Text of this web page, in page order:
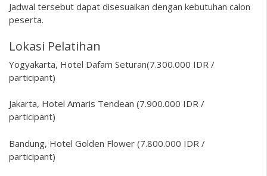
Jadwal tersebut dapat disesuaikan dengan kebutuhan calon
peserta.
Lokasi Pelatihan
Yogyakarta, Hotel Dafam Seturan(7.300.000 IDR /
participant)
Jakarta, Hotel Amaris Tendean (7.900.000 IDR /
participant)
Bandung, Hotel Golden Flower (7.800.000 IDR /
participant)